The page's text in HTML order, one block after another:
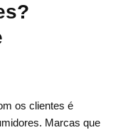
os clientes é
Marcas que